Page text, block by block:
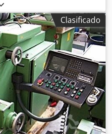
de giro: 30 - 2240 rpm
continua: 1 - 750 mm/min
de sujeción de la
sujeción de herramientas:
7,8 kW Peso aproximado de
aproximadamente: 2,1
Nerf Control Heidenhain
para el cabezal vertical,
independientes
hidráulica
eje de trabajo se
para el funcionamiento
desbloquearse.
Clasificado